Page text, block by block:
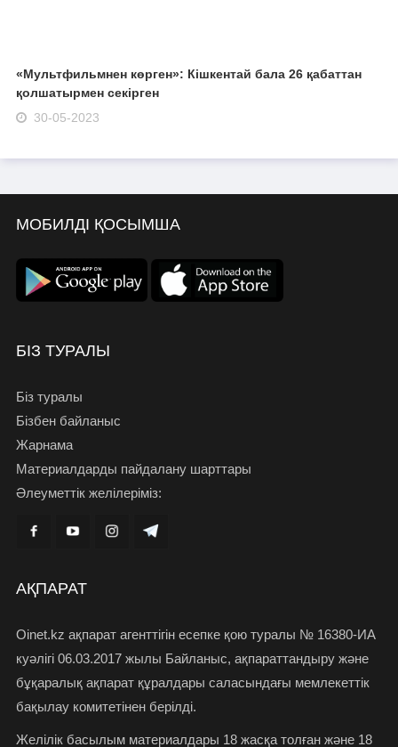
«Мультфильмнен көрген»: Кішкентай бала 26 қабаттан
қолшатырмен секірген
30-05-2023
МОБИЛДІ ҚОСЫМША
БІЗ ТУРАЛЫ
Біз туралы
Бізбен байланыс
Жарнама
Материалдарды пайдалану шарттары
Әлеуметтік желілеріміз:
АҚПАРАТ
Oinet.kz ақпарат агенттігін есепке қою туралы № 16380-ИА
куәлігі 06.03.2017 жылы Байланыс, ақпараттандыру және
бұқаралық ақпарат құралдары саласындағы мемлекеттік
бақылау комитетінен берілді.
Желілік басылым материалдары 18 жасқа толған және 18